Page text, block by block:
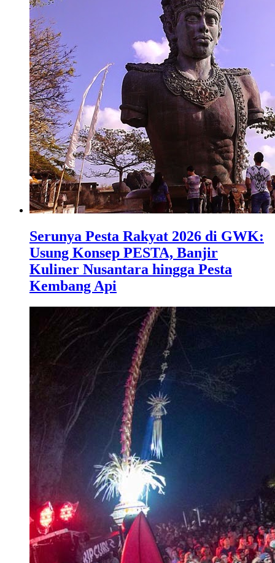
Serunya Pesta Rakyat 2026 di GWK:
Usung Konsep PESTA, Banjir
Kuliner Nusantara hingga Pesta
Kembang Api